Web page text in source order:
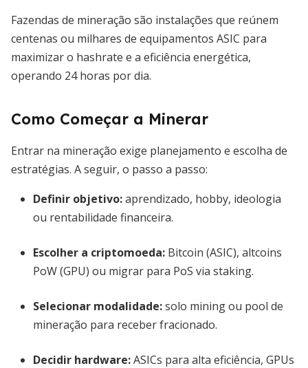
Fazendas de mineração são instalações que reúnem
centenas ou milhares de equipamentos ASIC para
maximizar o hashrate e a eficiência energética,
operando 24 horas por dia.
Como Começar a Minerar
Entrar na mineração exige planejamento e escolha de
estratégias. A seguir, o passo a passo:
Definir objetivo:aprendizado, hobby, ideologia
ou rentabilidade financeira.
Escolher a criptomoeda: Bitcoin (ASIC), altcoins
PoW (GPU) ou migrar para PoS via staking.
Selecionar modalidade:solo mining ou pool de
mineração para receber fracionado.
Decidir hardware:ASICs para alta eficiência, GPUs